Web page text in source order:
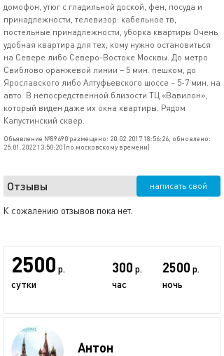
домофон, утюг с гладильной доской, фен, посуда и
принадлежности, телевизор: кабельное тв,
постельные принадлежности, уборка квартиры Очень
удобная квартира для тех, кому нужно остановиться
на Севере либо Северо-Востоке Москвы. До метро
Свиблово оранжевой линии – 5 мин. пешком, до
Ярославского либо Алтуфьевского шоссе – 5-7 мин. на
авто. В непосредственной близости ТЦ «Вавилон»,
который виден даже их окна квартиры. Рядом
Капустинский сквер.
Объявление №89690 размещено: 20.02.2017 18:56:26, обновлено:
25.01.2022 13:50:20 (по московскому времени)
Отзывы написать свой
К сожалению отзывов пока нет.
2500 р.
сутки
300 р.
час
2500 р.
ночь
Антон